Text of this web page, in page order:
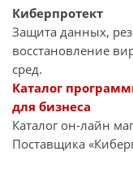
Киберпротект
Защита данных,
восстановление
сред.
Каталог
для бизнеса
Каталог он-лайн
Поставщика